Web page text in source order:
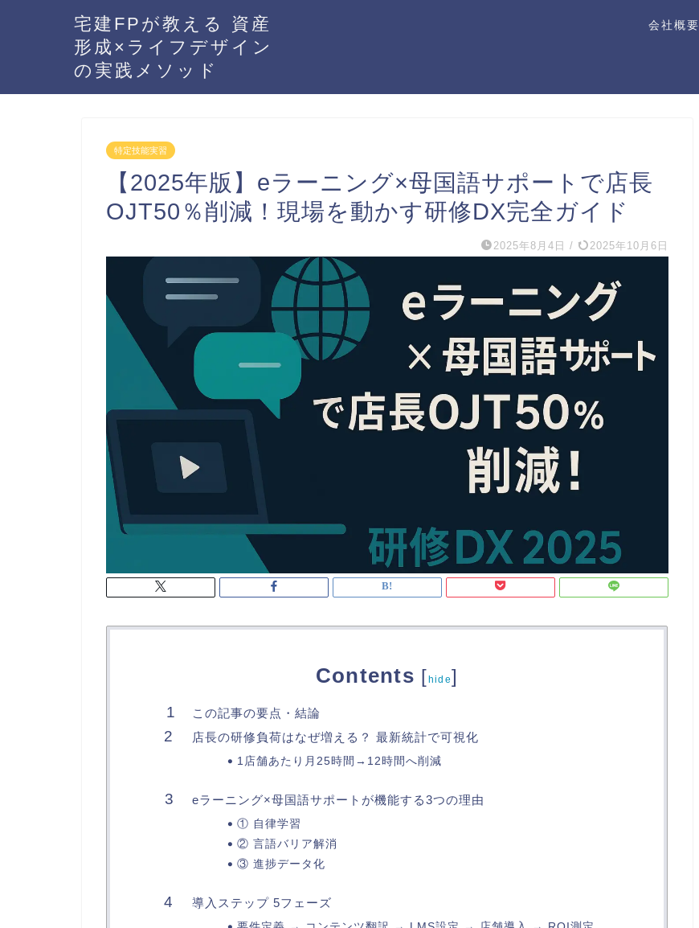
宅建FPが教える 資産
形成×ライフデザイン
の実践メソッド
会社概要
特定技能実習
【2025年版】eラーニング×母国語サポートで店長
OJT50％削減！現場を動かす研修DX完全ガイド
2025年8月4日 / 2025年10月6日
Contents [hide]
この記事の要点・結論
店長の研修負荷はなぜ増える？ 最新統計で可視化
1店舗あたり月25時間→12時間へ削減
eラーニング×母国語サポートが機能する3つの理由
① 自律学習
② 言語バリア解消
③ 進捗データ化
導入ステップ 5フェーズ